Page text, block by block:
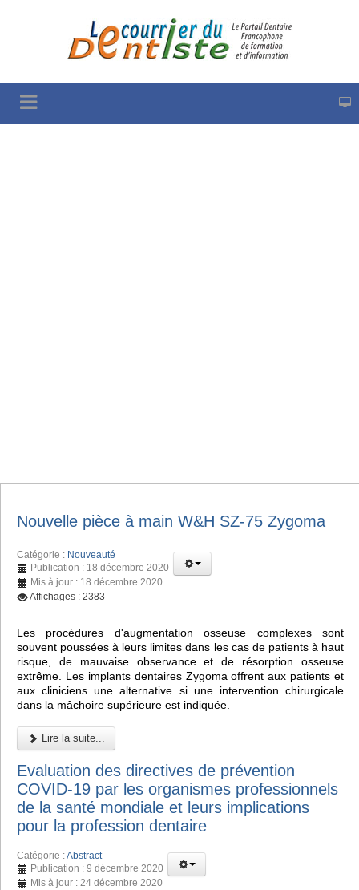
Nouvelle pièce à main W&H SZ-75 Zygoma
Catégorie : Nouveauté
Publication : 18 décembre 2020
Mis à jour : 18 décembre 2020
Affichages : 2383
Les procédures d'augmentation osseuse complexes sont
souvent poussées à leurs limites dans les cas de patients à haut
risque, de mauvaise observance et de résorption osseuse
extrême. Les implants dentaires Zygoma offrent aux patients et
aux cliniciens une alternative si une intervention chirurgicale
dans la mâchoire supérieure est indiquée.
Lire la suite...
Evaluation des directives de prévention
COVID-19 par les organismes professionnels
de la santé mondiale et leurs implications
pour la profession dentaire
Catégorie :Abstract
Publication : 9 décembre 2020
Mis à jour : 24 décembre 2020